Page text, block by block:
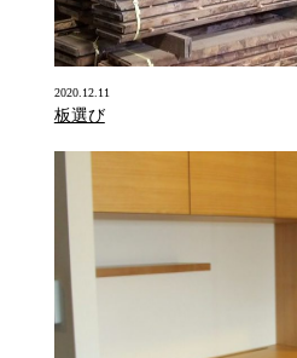
2020.12.11
板選び